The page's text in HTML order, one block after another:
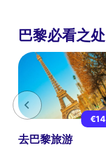
巴黎必看之处
€14
去巴黎旅游